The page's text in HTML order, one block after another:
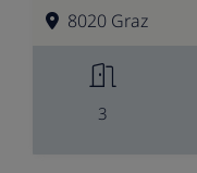
8020 Graz
3